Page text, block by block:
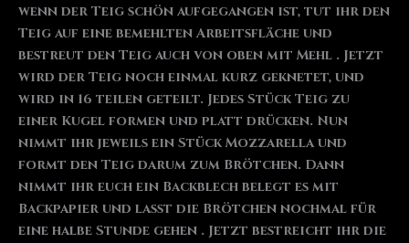
wenn der Teig schön aufgegangen ist, tut ihr den
Teig auf eine bemehlten Arbeitsfläche und
bestreut den Teig auch von oben mit Mehl . Jetzt
wird der Teig noch einmal kurz geknetet, und
wird in 16 teilen geteilt. Jedes Stück Teig zu
einer Kugel formen und platt drücken. Nun
nimmt ihr jeweils ein Stück Mozzarella und
formt den Teig darum zum Brötchen. Dann
nimmt ihr euch ein Backblech belegt es mit
Backpapier und lasst die Brötchen nochmal für
eine halbe Stunde gehen . Jetzt bestreicht ihr die